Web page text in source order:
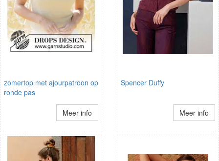
zomertop met ajourpatroon op
ronde pas
Meer info
Spencer Duffy
Meer info